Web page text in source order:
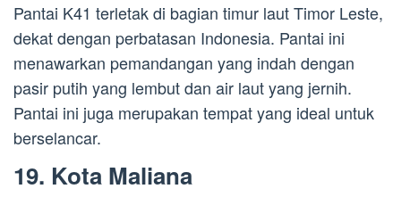
Pantai K41 terletak di bagian timur laut Timor Leste,
dekat dengan perbatasan Indonesia. Pantai ini
menawarkan pemandangan yang indah dengan
pasir putih yang lembut dan air laut yang jernih.
Pantai ini juga merupakan tempat yang ideal untuk
berselancar.
19. Kota Maliana